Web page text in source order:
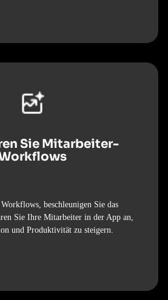
Sie Mitarbeiter-
beschleunigen Sie das
Sie Ihre Mitarbeiter in der App an,
und Produktivität zu steigern.